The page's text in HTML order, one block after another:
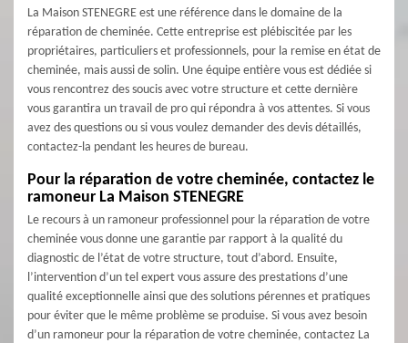
La Maison STENEGRE est une référence dans le domaine de la
réparation de cheminée. Cette entreprise est plébiscitée par les
propriétaires, particuliers et professionnels, pour la remise en état de
cheminée, mais aussi de solin. Une équipe entière vous est dédiée si
vous rencontrez des soucis avec votre structure et cette dernière
vous garantira un travail de pro qui répondra à vos attentes. Si vous
avez des questions ou si vous voulez demander des devis détaillés,
contactez-la pendant les heures de bureau.
Pour la réparation de votre cheminée, contactez le
ramoneur La Maison STENEGRE
Le recours à un ramoneur professionnel pour la réparation de votre
cheminée vous donne une garantie par rapport à la qualité du
diagnostic de l’état de votre structure, tout d’abord. Ensuite,
l’intervention d’un tel expert vous assure des prestations d’une
qualité exceptionnelle ainsi que des solutions pérennes et pratiques
pour éviter que le même problème se produise. Si vous avez besoin
d’un ramoneur pour la réparation de votre cheminée, contactez La